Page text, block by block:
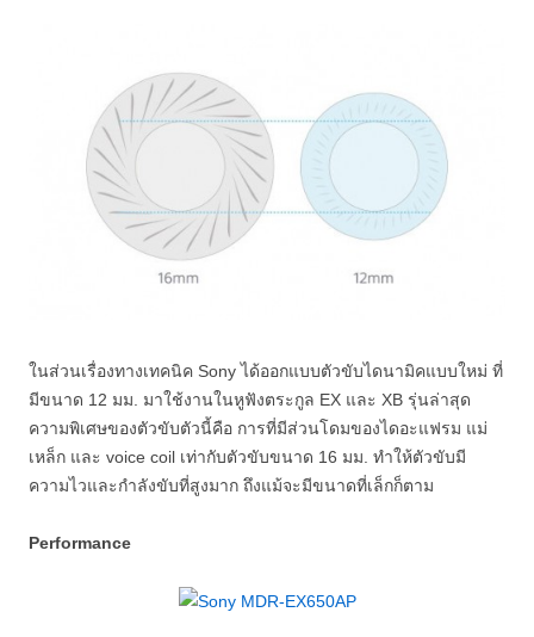
ในส่วนเรื่องทางเทคนิค Sony ได้ออกแบบตัวขับไดนามิคแบบใหม่ ที่
มีขนาด 12 มม. มาใช้งานในหูฟังตระกูล EX และ XB รุ่นล่าสุด
ความพิเศษของตัวขับตัวนี้คือ การที่มีส่วนโดมของไดอะแฟรม แม่
เหล็ก และ voice coil เท่ากับตัวขับขนาด 16 มม. ทำให้ตัวขับมี
ความไวและกำลังขับที่สูงมาก ถึงแม้จะมีขนาดที่เล็กก็ตาม
Performance